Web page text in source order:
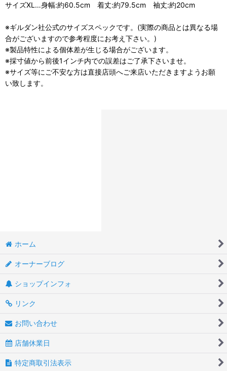
サイズXL…身幅:約60.5cm 着丈:約79.5cm 袖丈:約20cm
※ギルダン社公式のサイズスペックです。(実際の商品とは異なる場
合がございますので参考程度にお考え下さい。)
※製品特性による個体差が生じる場合がございます。
※採寸値から前後1インチ内での誤差はご了承下さいませ。
※サイズ等にご不安な方は直接店頭へご来店いただきますようお願
い致します。
ホーム
オーナーブログ
ショップインフォ
リンク
お問い合わせ
店舗休業日
特定商取引法表示